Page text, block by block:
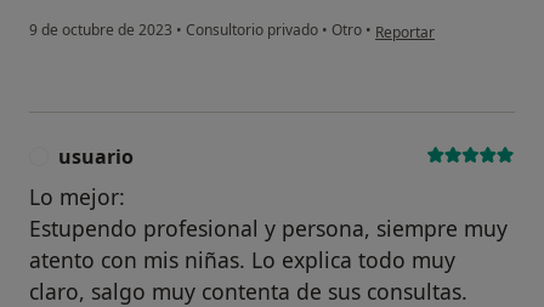
9 de octubre de 2023 • Consultorio privado • Otro • en opinión del usuario
Reportar
usuario
Lo mejor:
Estupendo profesional y persona, siempre muy
atento con mis niñas. Lo explica todo muy
claro, salgo muy contenta de sus consultas.